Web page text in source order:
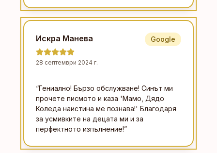
Искра Манева
28 септември 2024 г.
Google
“Гениално! Бързо обслужване! Синът ми
прочете писмото и каза 'Мамо, Дядо
Коледа наистина ме познава!' Благодаря
за усмивките на децата ми и за
перфектното изпълнение!”